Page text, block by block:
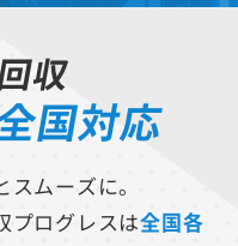
収
国対応
ムーズに。
プログレスは全国各